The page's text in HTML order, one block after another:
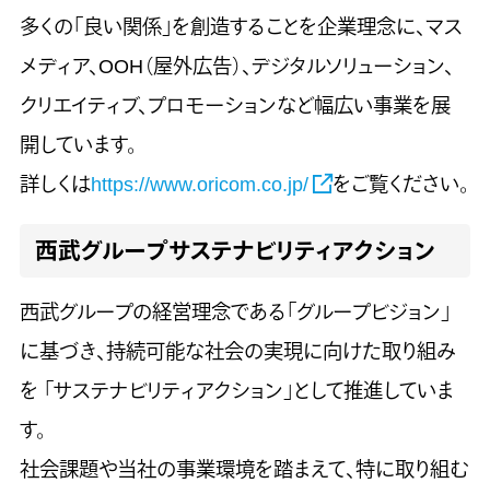
多くの「良い関係」を創造することを企業理念に、マス
メディア、OOH（屋外広告）、デジタルソリューション、
クリエイティブ、プロモーションなど幅広い事業を展
開しています。
詳しくはhttps://www.oricom.co.jp/ をご覧ください。
西武グループサステナビリティアクション
西武グループの経営理念である「グループビジョン」
に基づき、持続可能な社会の実現に向けた取り組み
を 「サステナビリティアクション」として推進していま
す。
社会課題や当社の事業環境を踏まえて、特に取り組む